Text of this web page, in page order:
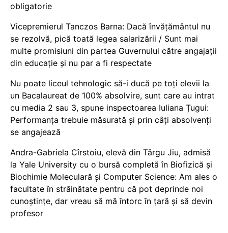
obligatorie
Vicepremierul Tanczos Barna: Dacă învățământul nu
se rezolvă, pică toată legea salarizării / Sunt mai
multe promisiuni din partea Guvernului către angajații
din educație și nu par a fi respectate
Nu poate liceul tehnologic să-i ducă pe toți elevii la
un Bacalaureat de 100% absolvire, sunt care au intrat
cu media 2 sau 3, spune inspectoarea Iuliana Țugui:
Performanța trebuie măsurată și prin câți absolvenți
se angajează
Andra-Gabriela Cîrstoiu, elevă din Târgu Jiu, admisă
la Yale University cu o bursă completă în Biofizică și
Biochimie Moleculară și Computer Science: Am ales o
facultate în străinătate pentru că pot deprinde noi
cunoștințe, dar vreau să mă întorc în țară și să devin
profesor